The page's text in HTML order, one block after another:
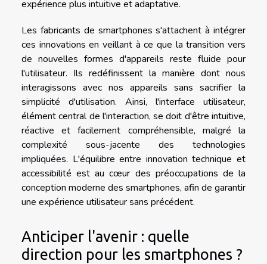
expérience plus intuitive et adaptative.
Les fabricants de smartphones s'attachent à intégrer
ces innovations en veillant à ce que la transition vers
de nouvelles formes d'appareils reste fluide pour
l'utilisateur. Ils redéfinissent la manière dont nous
interagissons avec nos appareils sans sacrifier la
simplicité d'utilisation. Ainsi, l'interface utilisateur,
élément central de l'interaction, se doit d'être intuitive,
réactive et facilement compréhensible, malgré la
complexité sous-jacente des technologies
impliquées. L'équilibre entre innovation technique et
accessibilité est au cœur des préoccupations de la
conception moderne des smartphones, afin de garantir
une expérience utilisateur sans précédent.
Anticiper l'avenir : quelle
direction pour les smartphones ?